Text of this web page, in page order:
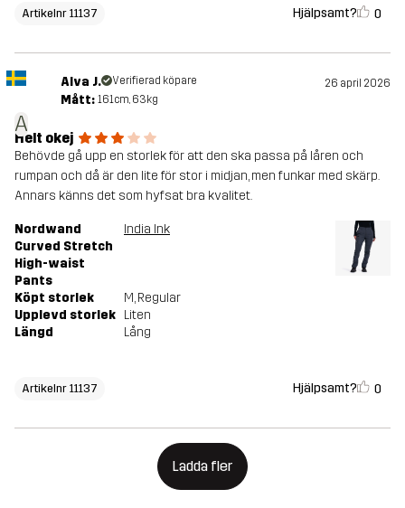
Artikelnr 11137 Hjälpsamt? 0
A
Alva J. Verifierad köpare 26 april 2026
Mått: 161cm, 63kg
Helt okej
Behövde gå upp en storlek för att den ska passa på låren och
rumpan och då är den lite för stor i midjan, men funkar med skärp.
Annars känns det som hyfsat bra kvalitet.
Nordwand
Curved Stretch
High-waist
Pants
India Ink
Köpt storlek M, Regular
Upplevd storlek Liten
Längd
Lång
Artikelnr 11137 Hjälpsamt? 0
Ladda fler